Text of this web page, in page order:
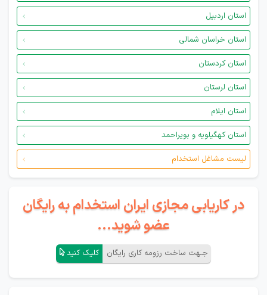
استان اردبیل
استان خراسان شمالی
استان کردستان
استان لرستان
استان ایلام
استان کهگیلویه و بویراحمد
لیست مشاغل استخدام
در کاریابی مجازی ایران استخدام به رایگان
عضو شوید...
جـهت ساخت رزومه کاری رایگان کلیک کنید